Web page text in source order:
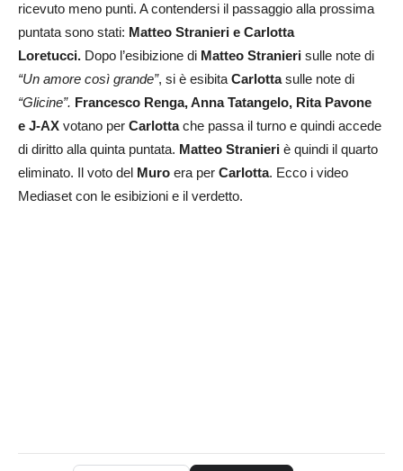
ricevuto meno punti. A contendersi il passaggio alla prossima
puntata sono stati: Matteo Stranieri e Carlotta
Loretucci. Dopo l’esibizione di Matteo Stranieri sulle note di
“Un amore così grande”, si è esibita Carlottasulle note di
“Glicine”. Francesco Renga, Anna Tatangelo, Rita Pavone
e J-AX votano per Carlottache passa il turno e quindi accede
di diritto alla quinta puntata. Matteo Stranieri è quindi il quarto
eliminato. Il voto del Muro era per Carlotta. Ecco i video
Mediaset con le esibizioni e il verdetto.